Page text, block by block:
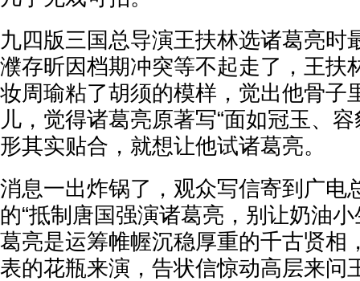
九四版三国总导演王扶林选诸葛亮时
濮存昕因档期冲突等不起走了，王扶
妆周瑜粘了胡须的模样，觉出他骨子
儿，觉得诸葛亮原著写“面如冠玉、
形其实贴合，就想让他试诸葛亮。
消息一出炸锅了，观众写信寄到广电
的“抵制唐国强演诸葛亮，别让奶油
葛亮是运筹帷幄沉稳厚重的千古贤相
表的花瓶来演，告状信惊动高层来问